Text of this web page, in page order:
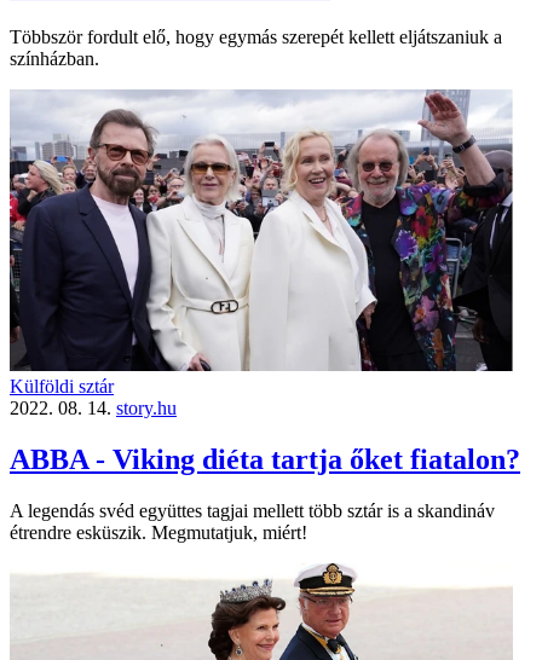
Többször fordult elő, hogy egymás szerepét kellett eljátszaniuk a
színházban.
Külföldi sztár
2022. 08. 14. story.hu
ABBA - Viking diéta tartja őket fiatalon?
A legendás svéd együttes tagjai mellett több sztár is a skandináv
étrendre esküszik. Megmutatjuk, miért!